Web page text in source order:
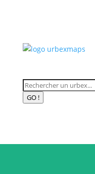
Recherche
deGO !